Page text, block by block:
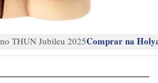
THUN Jubileu 2025Comprar na